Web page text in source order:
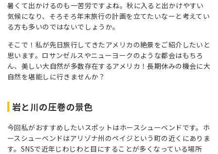
暑くて出かけるのも一苦労ですよね。秋に入ると出かけやすい
気候になり、そろそろ年末旅行の計画を立てたいなーと考えてい
る方も多いのではないでしょうか。
そこで！私が先日旅行してきたアメリカの絶景をご紹介したいと
思います。ロサンゼルスやニューヨークのような都会はもちろ
ん、美しい大自然が多数存在するアメリカ！長期休みの機会に大
自然を堪能しに行きませんか？
岩と川の圧巻の景色
今回私がおすすめしたいスポットはホースシューベンドです。ホ
ースシューベンドはアリゾナ州のペイジという町の近くにありま
す。SNSで近年じわじわと目にすることが多くなっている場所